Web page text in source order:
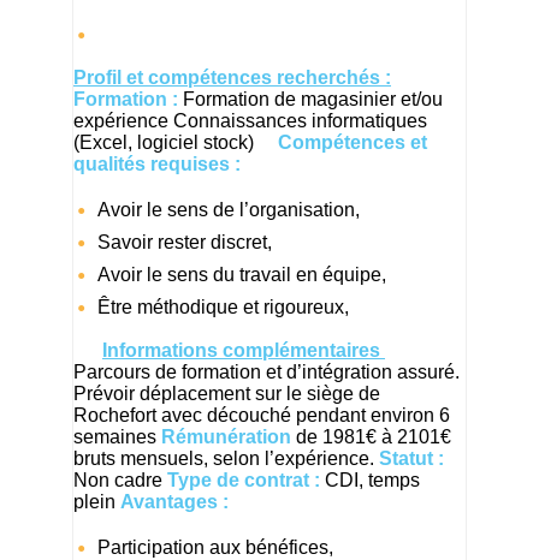
Profil et compétences recherchés :
Formation : Formation de magasinier et/ou
expérience Connaissances informatiques
(Excel, logiciel stock) Compétences et
qualités requises :
Avoir le sens de l’organisation,
Savoir rester discret,
Avoir le sens du travail en équipe,
Être méthodique et rigoureux,
Informations complémentaires
Parcours de formation et d’intégration assuré.
Prévoir déplacement sur le siège de
Rochefort avec découché pendant environ 6
semaines Rémunération de 1981€ à 2101€
bruts mensuels, selon l’expérience. Statut :
Non cadre Type de contrat : CDI, temps
plein Avantages :
Participation aux bénéfices,